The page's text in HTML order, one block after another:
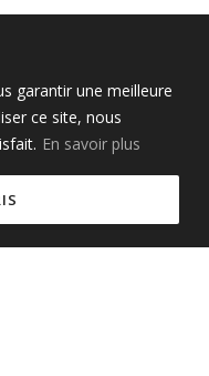
garantir une meilleure
ce site, nous
En savoir plus